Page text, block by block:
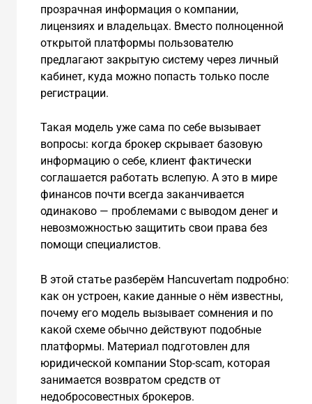
прозрачная информация о компании,
лицензиях и владельцах. Вместо полноценной
открытой платформы пользователю
предлагают закрытую систему через личный
кабинет, куда можно попасть только после
регистрации.
Такая модель уже сама по себе вызывает
вопросы: когда брокер скрывает базовую
информацию о себе, клиент фактически
соглашается работать вслепую. А это в мире
финансов почти всегда заканчивается
одинаково — проблемами с выводом денег и
невозможностью защитить свои права без
помощи специалистов.
В этой статье разберём Hancuvertam подробно:
как он устроен, какие данные о нём известны,
почему его модель вызывает сомнения и по
какой схеме обычно действуют подобные
платформы. Материал подготовлен для
юридической компании Stop-scam, которая
занимается возвратом средств от
недобросовестных брокеров.